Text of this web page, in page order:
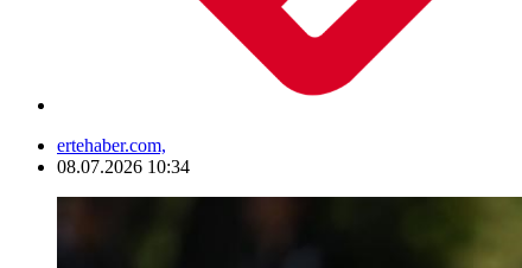
ertehaber.com,
08.07.2026 10:34